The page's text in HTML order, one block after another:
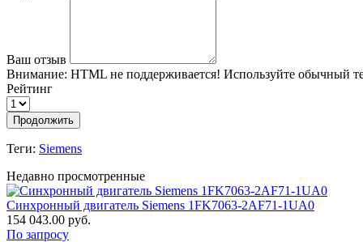
Ваш отзыв
Внимание: HTML не поддерживается! Используйте обычный
Рейтинг
Продолжить
Теги: Siemens
Недавно просмотренные
Синхронный двигатель Siemens 1FK7063-2AF71-1UA0
154 043.00 руб.
По запросу